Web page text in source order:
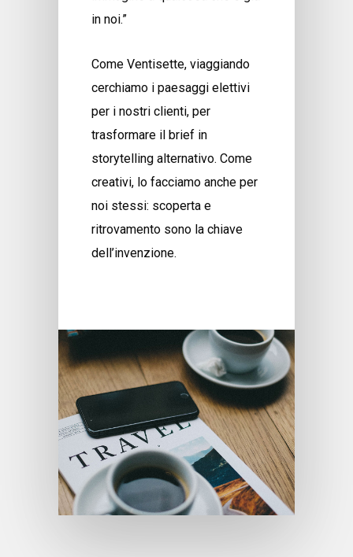
in noi.”
Come Ventisette, viaggiando
cerchiamo i paesaggi elettivi
per i nostri clienti, per
trasformare il brief in
storytelling alternativo. Come
creativi, lo facciamo anche per
noi stessi: scoperta e
ritrovamento sono la chiave
dell’invenzione.